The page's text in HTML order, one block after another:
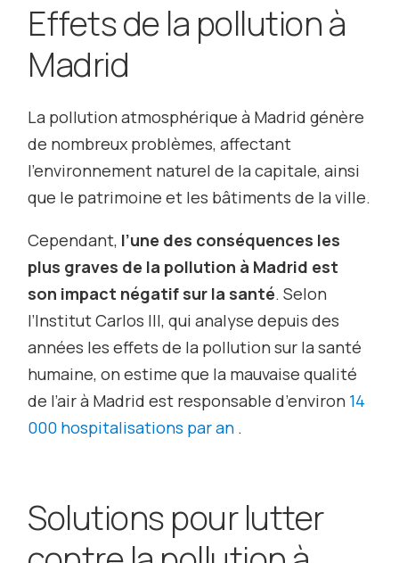
Effets de la pollution à
Madrid
La pollution atmosphérique à Madrid génère
de nombreux problèmes, affectant
l’environnement naturel de la capitale, ainsi
que le patrimoine et les bâtiments de la ville.
Cependant, l’une des conséquences les
plus graves de la pollution à Madrid est
son impact négatif sur la santé. Selon
l’Institut Carlos III, qui analyse depuis des
années les effets de la pollution sur la santé
humaine, on estime que la mauvaise qualité
de l’air à Madrid est responsable d’environ 14
000 hospitalisations par an .
Solutions pour lutter